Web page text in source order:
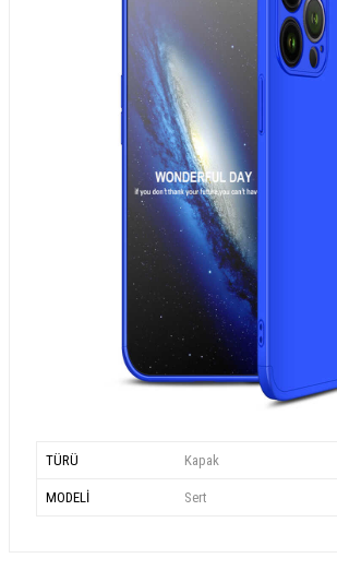
TÜRÜ Kapak
MODELİ Sert